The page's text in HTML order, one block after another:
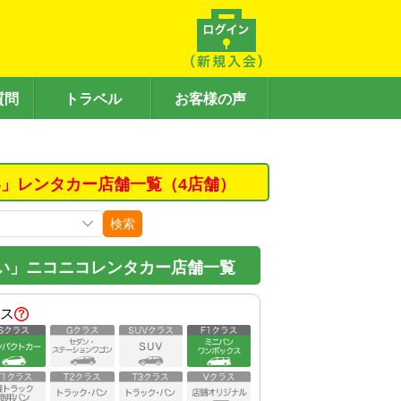
問 トラベル お客様の声
レンタカー店舗一覧（4店舗）
検索
」ニコニコレンタカー店舗一覧